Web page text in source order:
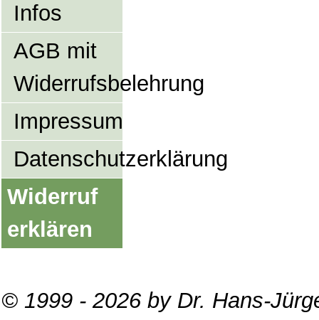
Infos
AGB mit
Widerrufsbelehrung
Impressum
Datenschutzerklärung
Widerruf
erklären
© 1999 - 2026 by Dr. Hans-